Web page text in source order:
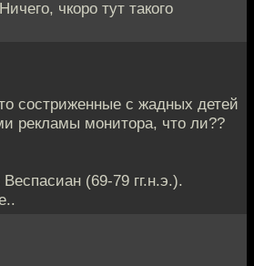
чкоро тут такого
состриженные с жадных детей
рекламы монитора, что ли??
(69-79 гг.н.э.).